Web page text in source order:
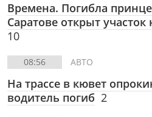
Времена. Погибла
Саратове открыт
10
08:56 АВТО
На трассе в кювет
водитель погиб 2